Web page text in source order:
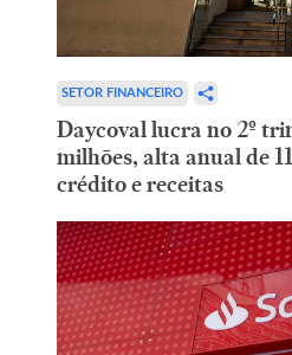
SETOR FINANCEIRO
Daycoval lucra no 2º
milhões, alta anual de
crédito e receitas